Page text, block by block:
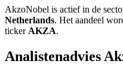
AkzoNobel is actief in de
Netherlands. Het aandeel
tickerAKZA.
Analistenadvies